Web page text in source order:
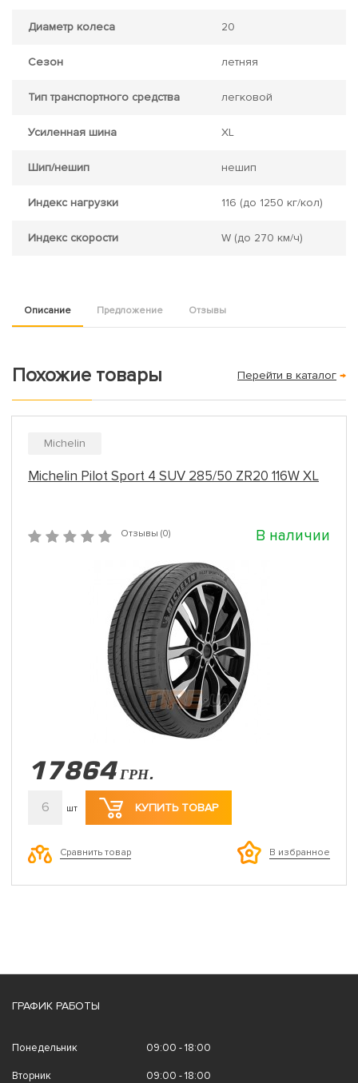
Диаметр колеса 20
Сезон летняя
Тип транспортного средства легковой
Усиленная шина XL
Шип/нешип нешип
Индекс нагрузки 116 (до 1250 кг/кол)
Индекс скорости W (до 270 км/ч)
Описание Предложение Отзывы
Похожие товары Перейти в каталог →
Michelin
Michelin Pilot Sport 4 SUV 285/50 ZR20 116W XL
Отзывы (0) В наличии
17864 ГРН.
6 шт КУПИТЬ ТОВАР
Сравнить товар В избранное
ГРАФИК РАБОТЫ
Понедельник 09:00 - 18:00
Вторник 09:00 - 18:00